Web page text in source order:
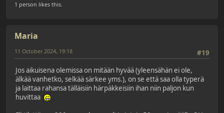
1 person likes this.
Maria
#19
11 October 2024, 19:18
Jos aikuisena olemissa on mitään hyvää (yleensähän ei ole,
älkää vanhetko, selkää särkee yms.), on se että saa olla typerä
ja laittaa rahansa tälläisiin härpäkkeisiin ihan niin paljon kun
huvittaa